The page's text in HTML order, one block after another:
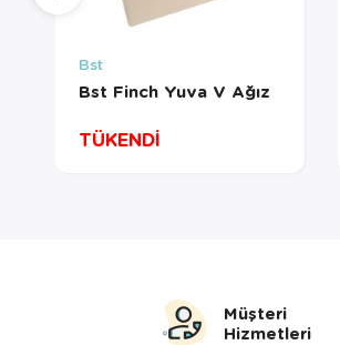
Bst
Bst Finch Yuva V Ağız
TÜKENDİ
Müşteri
Hizmetleri